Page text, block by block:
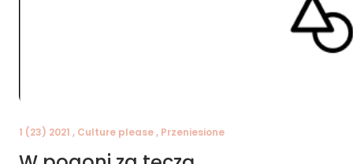
1 (23) 2021 , Culture please , Przeniesione